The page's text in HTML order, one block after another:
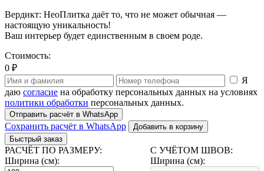
Вердикт: НеоПлитка даёт то, что не может обычная —
настоящую уникальность!
Ваш интерьер будет единственным в своем роде.
Стоимость:
0 ₽
Я
даю согласие на обработку персональных данных на условиях
политики обработки персональных данных.
Отправить расчёт в WhatsApp
Сохранить расчёт в WhatsApp
Добавить в корзину
Быстрый заказ
РАСЧЁТ ПО РАЗМЕРУ:
Ширина (см):
С УЧЁТОМ ШВОВ:
Ширина (см):